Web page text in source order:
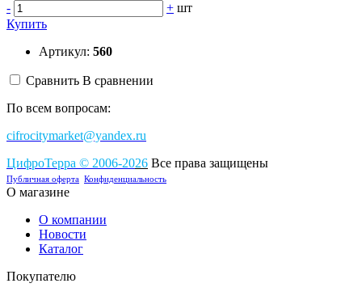
-
+ шт
Купить
Артикул: 560
Сравнить В сравнении
По всем вопросам:
cifrocitymarket@yandex.ru
ЦифроТерра © 2006-2026 Все права защищены
Публичная оферта Конфиденциальность
О магазине
О компании
Новости
Каталог
Покупателю